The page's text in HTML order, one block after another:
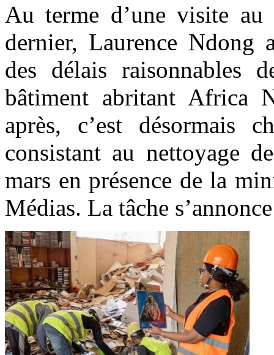
Au terme d’une visite
dernier, Laurence Ndong
des délais raisonnables
bâtiment abritant Africa
après, c’est désormais
consistant au nettoyage
mars en présence de la
Médias. La tâche